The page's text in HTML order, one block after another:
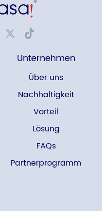
Unternehmen
Über uns
Nachhaltigkeit
Vorteil
Lösung
FAQs
Partnerprogramm